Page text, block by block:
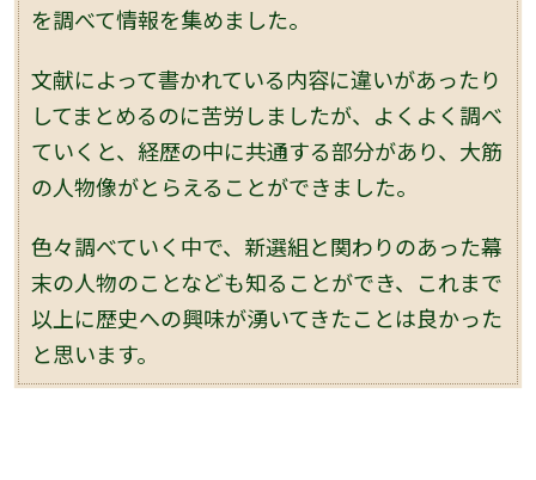
を調べて情報を集めました。
文献によって書かれている内容に違いがあったり
してまとめるのに苦労しましたが、よくよく調べ
ていくと、経歴の中に共通する部分があり、大筋
の人物像がとらえることができました。
色々調べていく中で、新選組と関わりのあった幕
末の人物のことなども知ることができ、これまで
以上に歴史への興味が湧いてきたことは良かった
と思います。